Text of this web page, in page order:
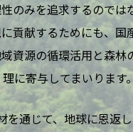
のみを追求するのでは
貢献するためにも、 国
資源の循環活用と森林
理に寄与してまいります
を通じて、地球に恩返しを